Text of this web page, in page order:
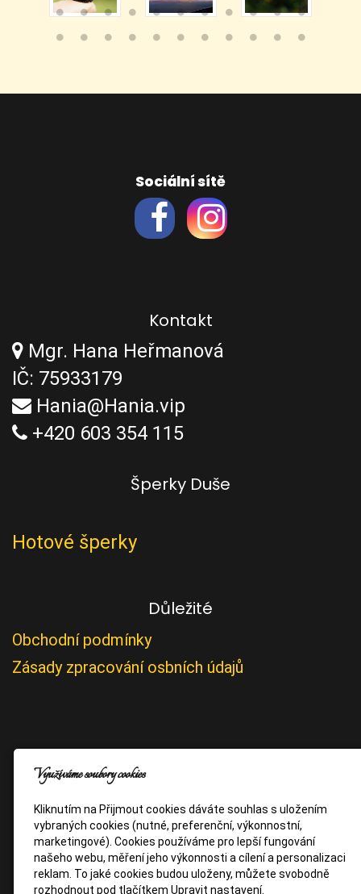
Sociální sítě
Kontakt
Mgr. Hana Heřmanová
IČ: 75933179
Hania@Hania.vip
+420 603 354 115
Šperky Duše
Hotové šperky
Důležité
Obchodní podmínky
Zásady zpracování osbních údajů
Využíváme soubory cookies
Kliknutím na Přijmout cookies dáváte souhlas s uložením
vybraných cookies (nutné, preferenční, výkonnostní,
marketingové). Cookies používáme pro lepší fungování
našeho webu, měření jeho výkonnosti a cílení a personalizaci
reklam. To jaké cookies budou uloženy, můžete svobodně
rozhodnout pod tlačítkem Upravit nastavení.